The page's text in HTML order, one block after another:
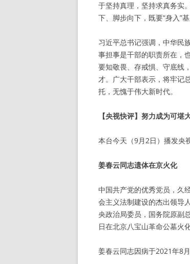
于坚持真理，坚持求真务实
下、脚步向下，既要“身入”
习近平总书记强调，中华民
事担事是干部的职责所在，
要知敬畏、存戒惧、守底线
才。广大干部表示，将牢记
托，无愧于伟大新时代。
【央视快评】努力成为可堪
本台今天（9月2日）播发央
姜春云同志遗体在京火化
中国共产党的优秀党员，久
会主义法制建设的杰出领导
央政治局委员，国务院原副
日在北京八宝山革命公墓火化
姜春云同志因病于2021年8